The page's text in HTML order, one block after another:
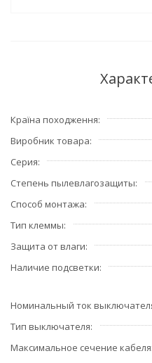
Країна походження
Виробник товара
Серия
Степень пылевлагозащиты
Способ монтажа
Тип клеммы
Защита от влаги
Наличие подсветки
Номинальный ток
Тип выключателя
Максимальное сечение кабеля